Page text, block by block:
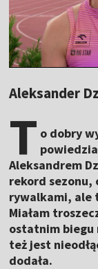
Aleksander
T o dobry
Aleksandrem
rekord sezonu,
rywalkami, ale
Miałam
ostatnim biegu
też jest
dodała.